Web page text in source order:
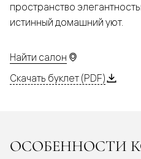
пространство
истинный домашний уют.
Найти салон
Скачать буклет (PDF)
ОСОБЕННОСТИ